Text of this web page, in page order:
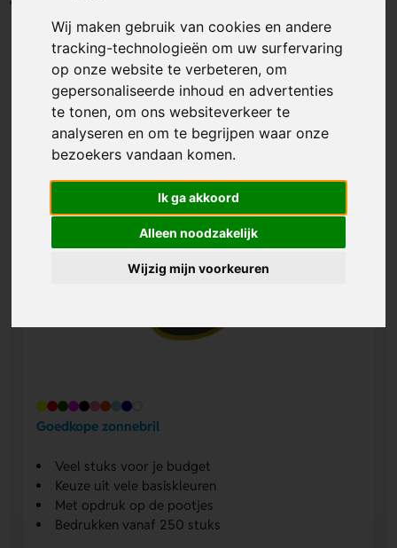
Wij maken gebruik van cookies en andere
tracking-technologieën om uw surfervaring
op onze website te verbeteren, om
gepersonaliseerde inhoud en advertenties
te tonen, om ons websiteverkeer te
analyseren en om te begrijpen waar onze
bezoekers vandaan komen.
Ik ga akkoord
Alleen noodzakelijk
Wijzig mijn voorkeuren
Goedkope zonnebril
Veel stuks voor je budget
Keuze uit vele basiskleuren
Met opdruk op de pootjes
Bedrukken vanaf 250 stuks